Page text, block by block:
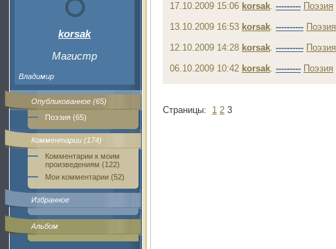
korsak
Магистр
Владимир
Опубликованное (65)
Поэзия (65)
Комментарии (174)
Комментарии к моим
произведениям (122)
Мои комментарии (52)
Избранное
Альбом
17.10.2009 15:06 korsak. --------- Поэзия
13.10.2009 16:53 korsak. ---------- Поэзия
12.10.2009 14:28 korsak. ---------- Поэзия
06.10.2009 10:42 korsak. --------- Поэзия
Страницы: 1 2 3